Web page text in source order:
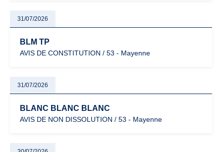
31/07/2026
BLM TP
AVIS DE CONSTITUTION / 53 - Mayenne
31/07/2026
BLANC BLANC BLANC
AVIS DE NON DISSOLUTION / 53 - Mayenne